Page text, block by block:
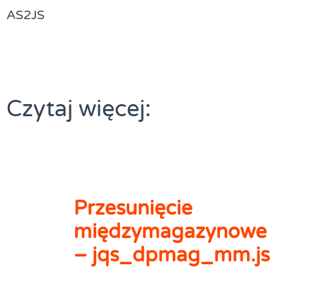
AS2JS
Czytaj więcej:
Przesunięcie
międzymagazynowe
– jqs_dpmag_mm.js